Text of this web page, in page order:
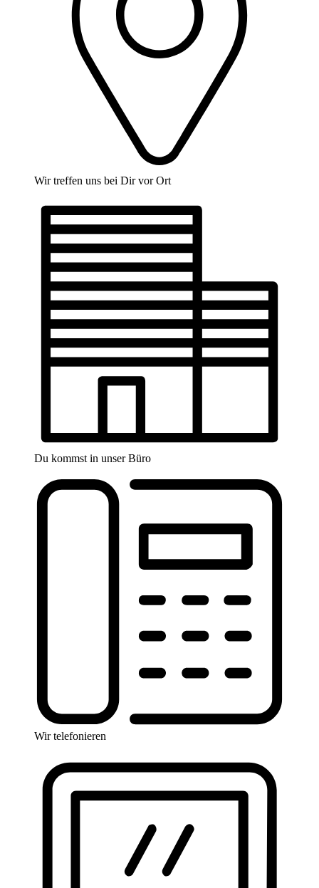
Wir treffen uns bei Dir vor Ort
Du kommst in unser Büro
Wir telefonieren